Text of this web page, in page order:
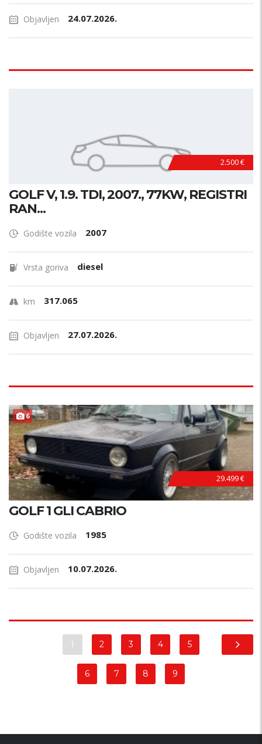
Objavljen 24.07.2026.
2.500 €
GOLF V, 1.9. TDI, 2007., 77KW, REGISTRI
RAN...
Godište vozila 2007
Vrsta goriva diesel
km 317.065
Objavljen 27.07.2026.
6
29.499 €
GOLF 1 GLI CABRIO
Godište vozila 1985
Objavljen 10.07.2026.
1 2 3 4 5
6 7 8 9